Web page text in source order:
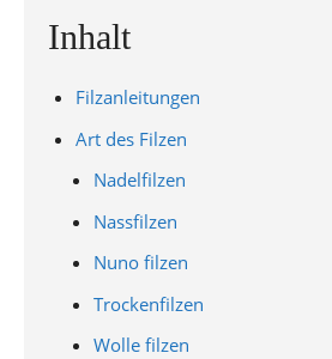
Inhalt
Filzanleitungen
Art des Filzen
Nadelfilzen
Nassfilzen
Nuno filzen
Trockenfilzen
Wolle filzen